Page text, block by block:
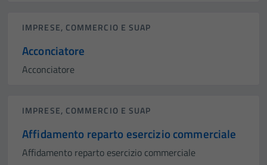
IMPRESE, COMMERCIO E SUAP
Acconciatore
Acconciatore
IMPRESE, COMMERCIO E SUAP
Affidamento reparto esercizio commerciale
Affidamento reparto esercizio commerciale